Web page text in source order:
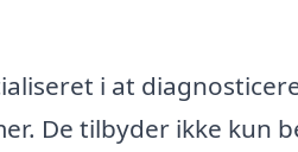
i at
De tilbyder ikke kun